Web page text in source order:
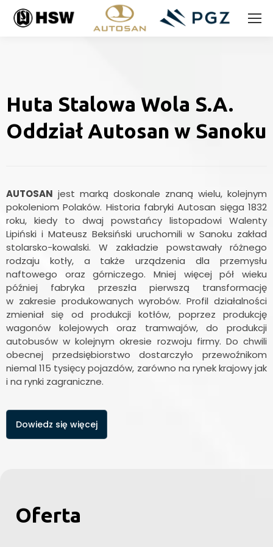
Huta Stalowa Wola S.A.
Oddział Autosan w Sanoku
AUTOSAN jest marką doskonale znaną wielu, kolejnym
pokoleniom Polaków. Historia fabryki Autosan sięga 1832
roku, kiedy to dwaj powstańcy listopadowi Walenty
Lipiński i Mateusz Beksiński uruchomili w Sanoku zakład
stolarsko-kowalski. W zakładzie powstawały różnego
rodzaju kotły, a także urządzenia dla przemysłu
naftowego oraz górniczego. Mniej więcej pół wieku
później fabryka przeszła pierwszą transformację
w zakresie produkowanych wyrobów. Profil działalności
zmieniał się od produkcji kotłów, poprzez produkcję
wagonów kolejowych oraz tramwajów, do produkcji
autobusów w kolejnym okresie rozwoju firmy. Do chwili
obecnej przedsiębiorstwo dostarczyło przewoźnikom
niemal 115 tysięcy pojazdów, zarówno na rynek krajowy jak
i na rynki zagraniczne.
Dowiedz się więcej
Oferta